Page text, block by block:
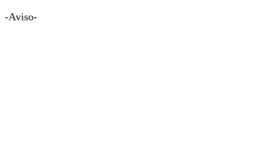
-Aviso-